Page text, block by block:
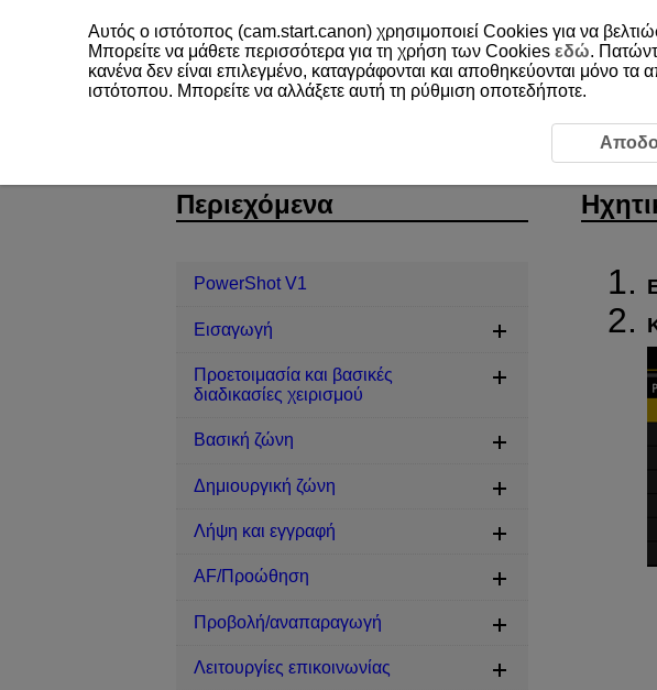
PowerShot V1 Διαμόρφωση Ηχητικά σήματα
Περιεχόμενα
PowerShot V1
Εισαγωγή
Προετοιμασία και βασικές
διαδικασίες χειρισμού
Βασική ζώνη
Δημιουργική ζώνη
Λήψη και εγγραφή
AF/Προώθηση
Προβολή/αναπαραγωγή
Λειτουργίες επικοινωνίας
Αυτός ο ιστότοπος (cam.start.canon) χρησιμοποιεί Cookies για να
Μπορείτε να μάθετε περισσότερα για τη χρήση των Cookies εδώ.
κανένα δεν είναι επιλεγμένο, καταγράφονται και αποθηκεύονται μόνο
ιστότοπου. Μπορείτε να αλλάξετε αυτή τη ρύθμιση οποτεδήποτε.